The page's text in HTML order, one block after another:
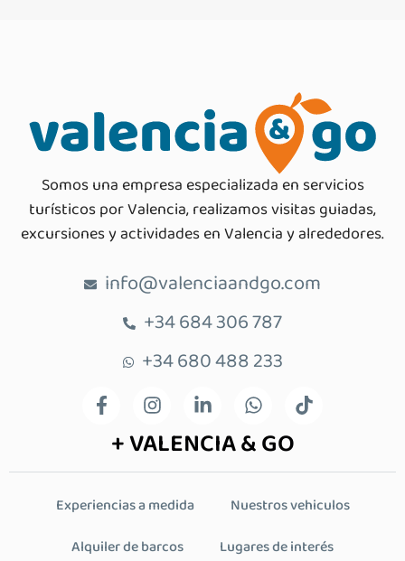
Somos una empresa especializada en servicios
turísticos por Valencia, realizamos visitas guiadas,
excursiones y actividades en Valencia y alrededores.
info@valenciaandgo.com
+34 684 306 787
+34 680 488 233
+ VALENCIA & GO
Experiencias a medida
Nuestros vehiculos
Alquiler de barcos
Lugares de interés